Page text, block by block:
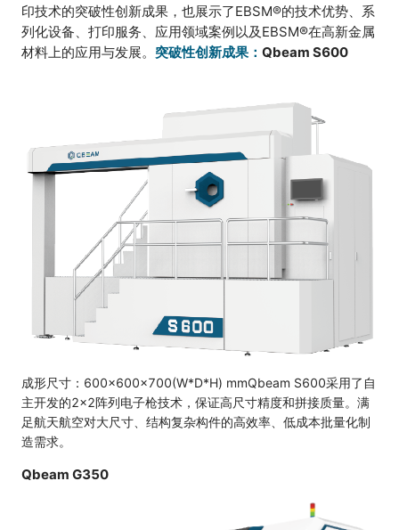
印技术的突破性创新成果，也展示了EBSM®的技术优势、系
列化设备、打印服务、应用领域案例以及EBSM®在高新金属
材料上的应用与发展。 突破性创新成果： Qbeam S600
成形尺寸： 600×600×700(W*D*H) mmQbeam S600采用了自
主开发的2×2阵列电子枪技术，保证高尺寸精度和拼接质量。满
足航天航空对大尺寸、结构复杂构件的高效率、低成本批量化制
造需求。
Qbeam G350